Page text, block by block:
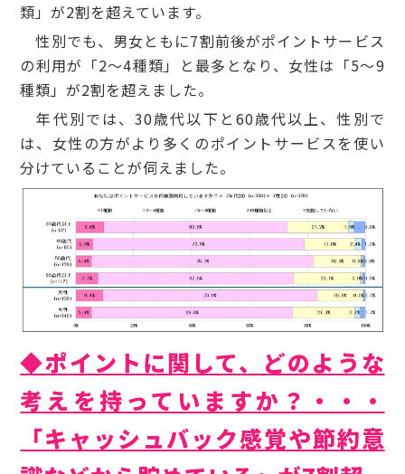
類」が2割を超えています。
性別でも、男女ともに7割前後がポイントサービス
の利用が「2～4種類」と最多となり、女性は「5～9
種類」が2割を超えました。
年代別では、30歳代以下と60歳代以上、性別で
は、女性の方がより多くのポイントサービスを使い
分けていることが伺えました。
◆ポイントに関して、どのような
考えを持っていますか？・・・
「キャッシュバック感覚や節約意